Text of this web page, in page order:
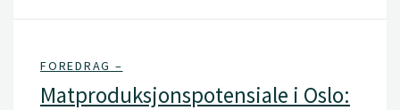
FOREDRAG –
Matproduksjonspotensiale i Oslo: